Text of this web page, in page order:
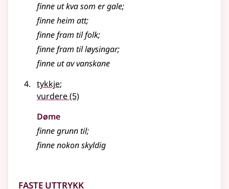
finne ut kva som er gale;
finne heim att;
finne fram til folk;
finne fram til løysingar;
finne ut av vanskane
tykkje;
vurdere(5)
Døme
finne grunn til;
finne nokon skyldig
Faste uttrykk